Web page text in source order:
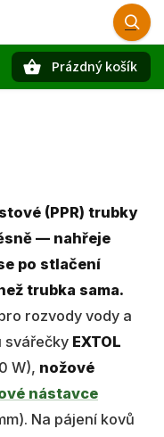
Prázdný košík
(PPR) trubky
— nahřeje
po stlačení
trubka sama.
rozvody vody a
svářečky EXTOL
W), nožové
nástavce
Na pájení kovů